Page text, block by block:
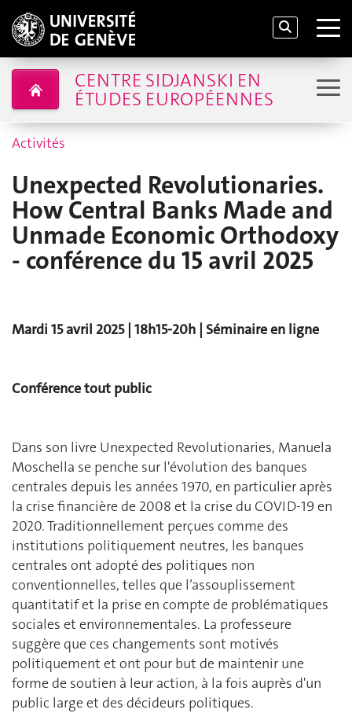
CENTRE SIDJANSKI EN
ÉTUDES EUROPÉENNES
Activités
Unexpected Revolutionaries.
How Central Banks Made and
Unmade Economic Orthodoxy
- conférence du 15 avril 2025
Mardi 15 avril 2025 | 18h15-20h | Séminaire en ligne
Conférence tout public
Dans son livre Unexpected Revolutionaries, Manuela
Moschella se penche sur l'évolution des banques
centrales depuis les années 1970, en particulier après
la crise financière de 2008 et la crise du COVID-19 en
2020. Traditionnellement perçues comme des
institutions politiquement neutres, les banques
centrales ont adopté des politiques non
conventionnelles, telles que l’assouplissement
quantitatif et la prise en compte de problématiques
sociales et environnementales. La professeure
suggère que ces changements sont motivés
politiquement et ont pour but de maintenir une
forme de soutien à leur action, à la fois auprès d'un
public large et des décideurs politiques.